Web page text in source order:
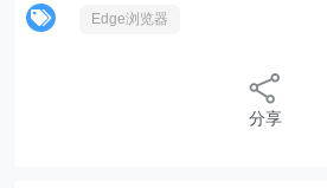
Edge浏览器
分享